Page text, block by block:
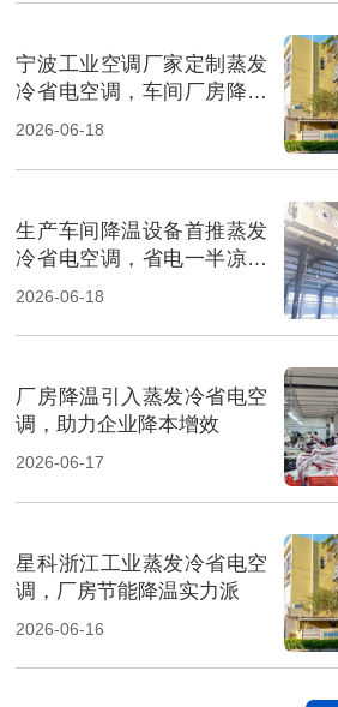
宁波工业空调厂家定制蒸发
冷省电空调，车间厂房降温
省电
2026-06-18
生产车间降温设备首推蒸发
冷省电空调，省电一半凉快
翻倍
2026-06-18
厂房降温引入蒸发冷省电空
调，助力企业降本增效
2026-06-17
星科浙江工业蒸发冷省电空
调，厂房节能降温实力派
2026-06-16